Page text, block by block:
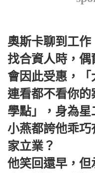
奧斯卡聊到工
找合資人時，
會因此受惠，「
連看都不看你
學點」，身為
小燕都誇他乖
家立業？
他笑回還早，